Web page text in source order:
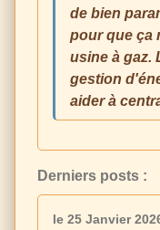
de bien
pour que ça
usine à gaz.
gestion
aider à
Derniers posts :
le 25 Janvier